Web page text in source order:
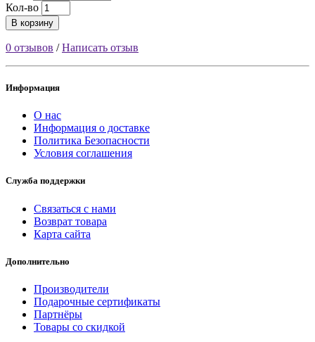
Кол-во
В корзину
0 отзывов /Написать отзыв
Информация
О нас
Информация о доставке
Политика Безопасности
Условия соглашения
Служба поддержки
Связаться с нами
Возврат товара
Карта сайта
Дополнительно
Производители
Подарочные сертификаты
Партнёры
Товары со скидкой